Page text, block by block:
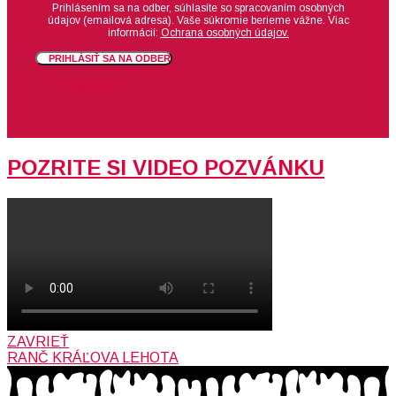
Prihlásením sa na odber, súhlasíte so spracovaním osobných
údajov (emailová adresa). Vaše súkromie berieme vážne. Viac
informácií: Ochrana osobných údajov.
PRIHLÁSIŤ SA NA ODBER
POZRITE SI VIDEO POZVÁNKU
ZAVRIEŤ
RANČ KRÁĽOVA LEHOTA